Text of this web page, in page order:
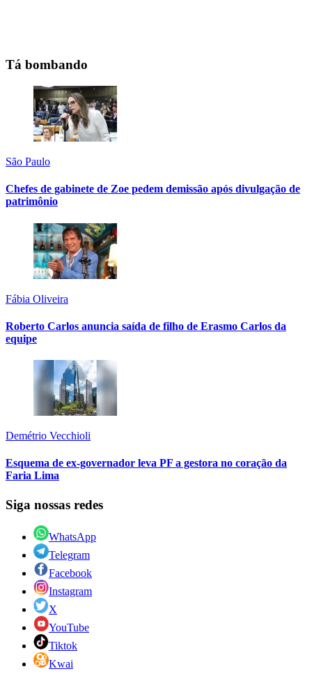
Tá bombando
São Paulo
Chefes de gabinete de Zoe pedem demissão após divulgação de
patrimônio
Fábia Oliveira
Roberto Carlos anuncia saída de filho de Erasmo Carlos da
equipe
Demétrio Vecchioli
Esquema de ex-governador leva PF a gestora no coração da
Faria Lima
Siga nossas redes
WhatsApp
Telegram
Facebook
Instagram
X
YouTube
Tiktok
Kwai